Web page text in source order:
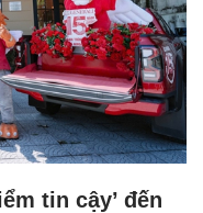
tin cậy’ đến